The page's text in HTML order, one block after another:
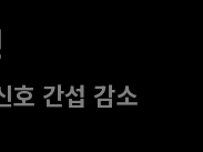
호 간섭 감소